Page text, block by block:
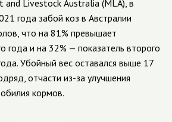
and Livestock Australia (MLA), в
года забой коз в Австралии
что на 81% превышает
года и на 32% — показатель второго
Убойный вес оставался выше 17
отчасти из-за улучшения
кормов.